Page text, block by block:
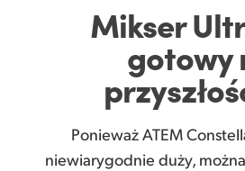
Mikser
gotowy
Ponieważ ATEM
niewiarygodnie duży,